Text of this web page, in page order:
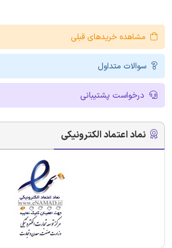
مشاهده خریدهای قبلی
سوالات متداول
درخواست پشتیبانی
نماد اعتماد الکترونیکی